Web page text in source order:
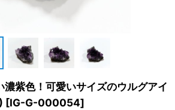
紫色！可愛いサイズのウルグアイ
[IG-G-000054]